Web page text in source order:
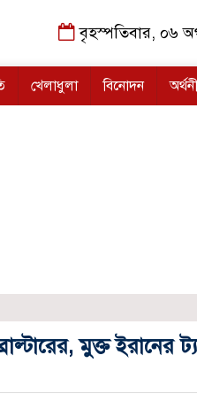
বৃহস্পতিবার, ০৬
খেলাধুলা বিনোদন
মুক্ত ইরানের